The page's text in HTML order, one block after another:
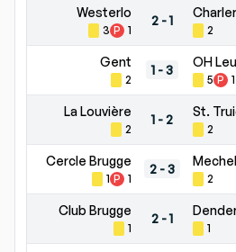
Westerlo
3 P 1
2 -1
2
Gent
2
1 -3
OH
5 P 1
La Louvière
2
1 -2
St.
2
Cercle Brugge
1 P 1
2 -3
2
Club Brugge
1
2 -1
1